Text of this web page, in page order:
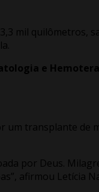
mil quilômetros,
e
transplante
por Deus.
afirmou Letícia